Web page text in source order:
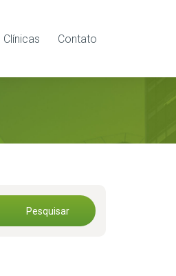
Clínicas Contato
Pesquisar